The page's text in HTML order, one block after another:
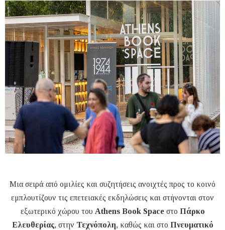
Μια σειρά από ομιλίες και συζητήσεις ανοιχτές προς το κοινό
εμπλουτίζουν τις επετειακές εκδηλώσεις και στήνονται στον
εξωτερικό χώρου του Athens Book Spaceστο Πάρκο
Ελευθερίας, στην Τεχνόπολη, καθώς και στο Πνευματικό